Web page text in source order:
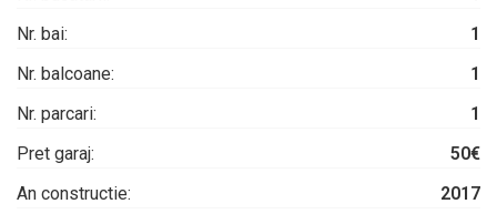
Nr. bai:
1
Nr. balcoane:
1
Nr. parcari:
1
Pret garaj:
50€
An constructie:
2017